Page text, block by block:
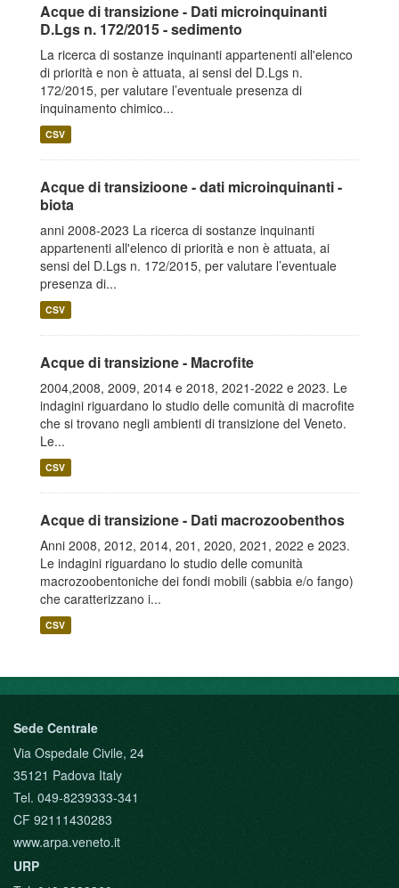
Acque di transizione - Dati microinquinanti
D.Lgs n. 172/2015 - sedimento
La ricerca di sostanze inquinanti appartenenti all'elenco
di priorità e non è attuata, ai sensi del D.Lgs n.
172/2015, per valutare l’eventuale presenza di
inquinamento chimico...
CSV
Acque di transizioone - dati microinquinanti -
biota
anni 2008-2023 La ricerca di sostanze inquinanti
appartenenti all'elenco di priorità e non è attuata, ai
sensi del D.Lgs n. 172/2015, per valutare l’eventuale
presenza di...
CSV
Acque di transizione - Macrofite
2004,2008, 2009, 2014 e 2018, 2021-2022 e 2023. Le
indagini riguardano lo studio delle comunità di macrofite
che si trovano negli ambienti di transizione del Veneto.
Le...
CSV
Acque di transizione - Dati macrozoobenthos
Anni 2008, 2012, 2014, 201, 2020, 2021, 2022 e 2023.
Le indagini riguardano lo studio delle comunità
macrozoobentoniche dei fondi mobili (sabbia e/o fango)
che caratterizzano i...
CSV
Sede Centrale
Via Ospedale Civile, 24
35121 Padova Italy
Tel. 049-8239333-341
CF 92111430283
www.arpa.veneto.it
URP